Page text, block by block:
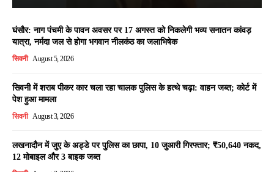
घंसौर: नाग पंचमी के पावन अवसर पर 17 अगस्त को निकलेगी भव्य सनातन कांवड़
यात्रा, नर्मदा जल से होगा भगवान नीलकंठ का जलाभिषेक
सिवनी August 5, 2026
सिवनी में शराब पीकर कार चला रहा चालक पुलिस के हत्थे चढ़ा: वाहन जब्त; कोर्ट में
पेश हुआ मामला
सिवनी August 3, 2026
लखनादौन में जुए के अड्डे पर पुलिस का छापा, 10 जुआरी गिरफ्तार; ₹50,640 नकद,
12 मोबाइल और 3 बाइक जब्त